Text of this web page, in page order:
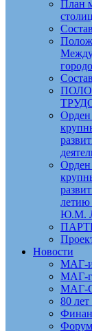
План
Орден
Орден
летию
Ю.М.
Новости
МАГ-
МАГ-
МАГ-
80
Форум